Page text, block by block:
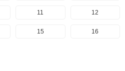
11 12
15 16